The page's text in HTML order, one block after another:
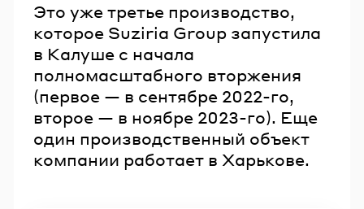
Это уже третье производство,
которое Suziria Group запустила
в Калуше с начала
полномасштабного вторжения
(первое — в сентябре 2022-го,
второе — в ноябре 2023-го). Еще
один производственный объект
компании работает в Харькове.